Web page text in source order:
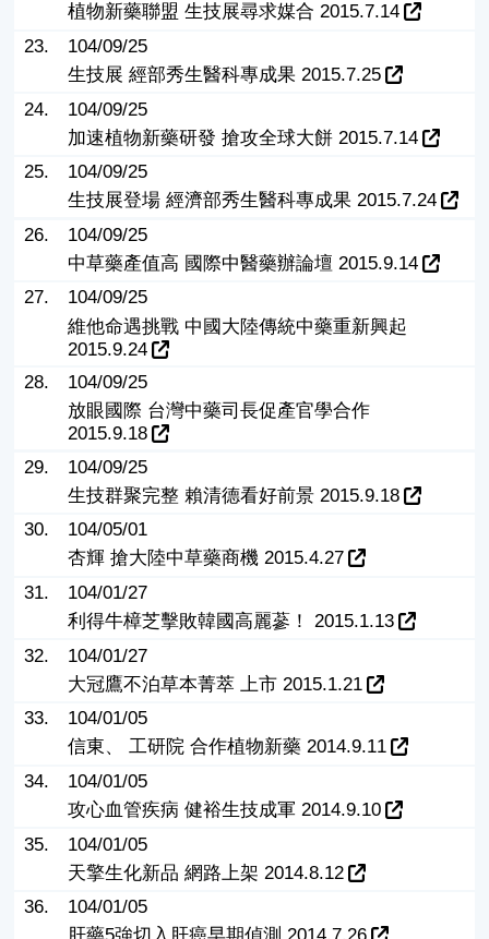
植物新藥聯盟 生技展尋求媒合 2015.7.14
23.
104/09/25
生技展 經部秀生醫科專成果 2015.7.25
24.
104/09/25
加速植物新藥研發 搶攻全球大餅 2015.7.14
25.
104/09/25
生技展登場 經濟部秀生醫科專成果 2015.7.24
26.
104/09/25
中草藥產值高 國際中醫藥辦論壇 2015.9.14
27.
104/09/25
維他命遇挑戰 中國大陸傳統中藥重新興起
2015.9.24
28.
104/09/25
放眼國際 台灣中藥司長促產官學合作
2015.9.18
29.
104/09/25
生技群聚完整 賴清德看好前景 2015.9.18
30.
104/05/01
杏輝 搶大陸中草藥商機 2015.4.27
31.
104/01/27
利得牛樟芝擊敗韓國高麗蔘！ 2015.1.13
32.
104/01/27
大冠鷹不泊草本菁萃 上市 2015.1.21
33.
104/01/05
信東、 工研院 合作植物新藥 2014.9.11
34.
104/01/05
攻心血管疾病 健裕生技成軍 2014.9.10
35.
104/01/05
天擎生化新品 網路上架 2014.8.12
36.
104/01/05